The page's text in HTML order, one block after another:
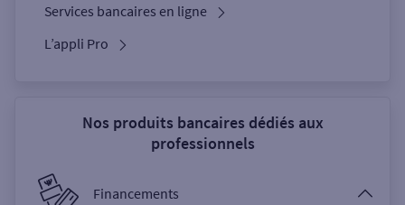
Services bancaires en ligne
L’appli Pro
Nos produits bancaires dédiés aux
professionnels
Financements